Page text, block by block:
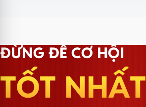
ĐỪNG ĐỂ CƠ HỘI
TỐT NHẤT